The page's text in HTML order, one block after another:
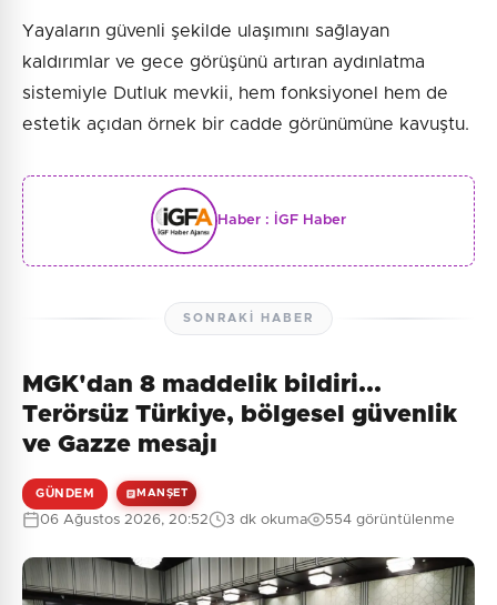
Yayaların güvenli şekilde ulaşımını sağlayan
kaldırımlar ve gece görüşünü artıran aydınlatma
sistemiyle Dutluk mevkii, hem fonksiyonel hem de
estetik açıdan örnek bir cadde görünümüne kavuştu.
Haber : İGF Haber
SONRAKI HABER
MGK'dan 8 maddelik bildiri...
Terörsüz Türkiye, bölgesel güvenlik
ve Gazze mesajı
GÜNDEM MANŞET
06 Ağustos 2026, 20:52 3 dk okuma 554 görüntülenme